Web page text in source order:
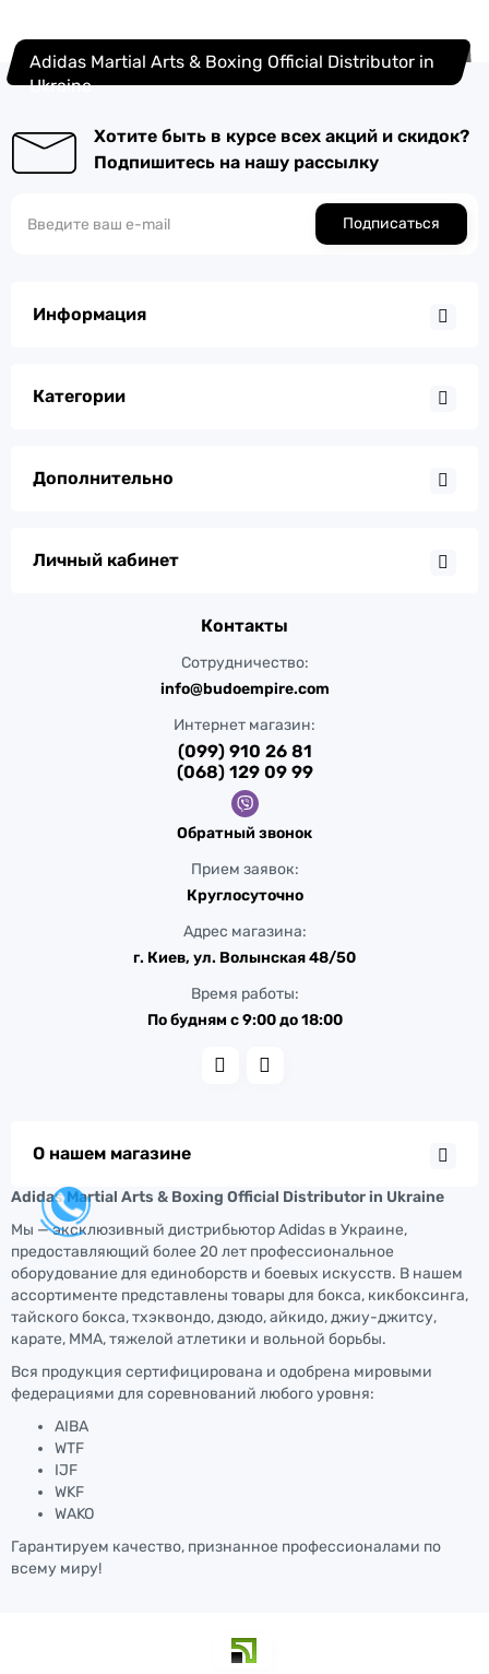
Adidas Martial Arts & Boxing Official Distributor in
Ukraine
Хотите быть в курсе всех акций и скидок?
Подпишитесь на нашу рассылку
Подписаться
Информация
Категории
Дополнительно
Личный кабинет
Контакты
Сотрудничество:
info@budoempire.com
Интернет магазин:
(099) 910 26 81
(068) 129 09 99
Обратный звонок
Прием заявок:
Круглосуточно
Адрес магазина:
г. Киев, ул. Волынская 48/50
Время работы:
По будням с 9:00 до 18:00
О нашем магазине
Adidas Martial Arts & Boxing Official Distributor in Ukraine
Мы — эксклюзивный дистрибьютор Adidas в Украине,
предоставляющий более 20 лет профессиональное
оборудование для единоборств и боевых искусств. В нашем
ассортименте представлены товары для бокса, кикбоксинга,
тайского бокса, тхэквондо, дзюдо, айкидо, джиу-джитсу,
карате, ММА, тяжелой атлетики и вольной борьбы.
Вся продукция сертифицирована и одобрена мировыми
федерациями для соревнований любого уровня:
AIBA
WTF
IJF
WKF
WAKO
Гарантируем качество, признанное профессионалами по
всему миру!